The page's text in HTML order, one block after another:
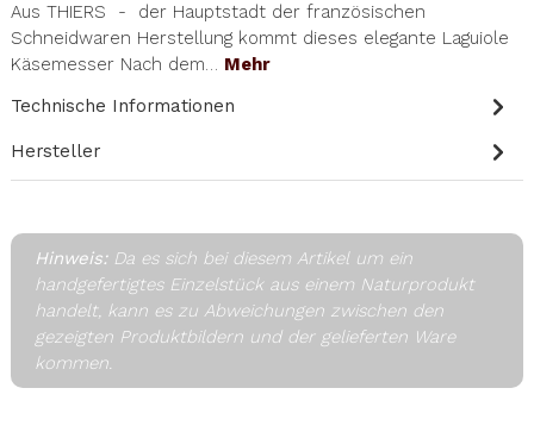
Aus THIERS - der Hauptstadt der französischen
Schneidwaren Herstellung kommt dieses elegante Laguiole
Käsemesser Nach dem… Mehr
Technische Informationen
Hersteller
Hinweis: Da es sich bei diesem Artikel um ein
handgefertigtes Einzelstück aus einem Naturprodukt
handelt, kann es zu Abweichungen zwischen den
gezeigten Produktbildern und der gelieferten Ware
kommen.